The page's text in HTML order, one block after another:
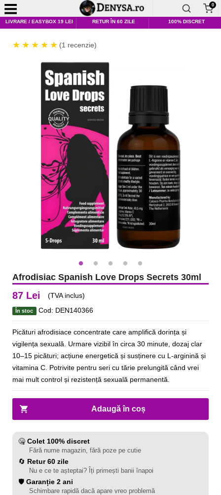
0
LIVRARE / EASYBOX 19 LEI RETUR ÎN 60 ZILE 100% DISCRET
(1 recenzie)
Afrodisiac Spanish Love Drops Secrets 30ml
87 Lei (TVA inclus)
În stoc Cod: DEN140366
Picături afrodisiace concentrate care amplifică dorința și
vigilența sexuală. Urmare vizibil în circa 30 minute, dozaj clar
10–15 picături; acțiune energetică și susținere cu L‑arginină și
vitamina C. Potrivite pentru seri cu tărie prelungită când vrei
mai mult control și rezistență sexuală permanentă.
Adaugă în coș
🤐 Colet 100% discret
Fără nume magazin, fără poze pe cutie
🔄 Retur 60 zile
Nu e ce te așteptai? Îți primești banii înapoi
🛡️ Garanție 2 ani
Schimbare rapidă dacă apare vreo problemă